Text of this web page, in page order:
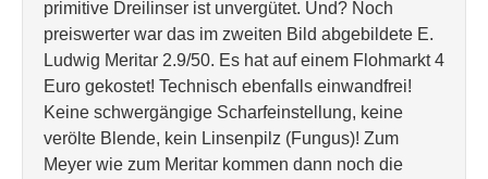
primitive Dreilinser ist unvergütet. Und? Noch
preiswerter war das im zweiten Bild abgebildete E.
Ludwig Meritar 2.9/50. Es hat auf einem Flohmarkt 4
Euro gekostet! Technisch ebenfalls einwandfrei!
Keine schwergängige Scharfeinstellung, keine
verölte Blende, kein Linsenpilz (Fungus)! Zum
Meyer wie zum Meritar kommen dann noch die